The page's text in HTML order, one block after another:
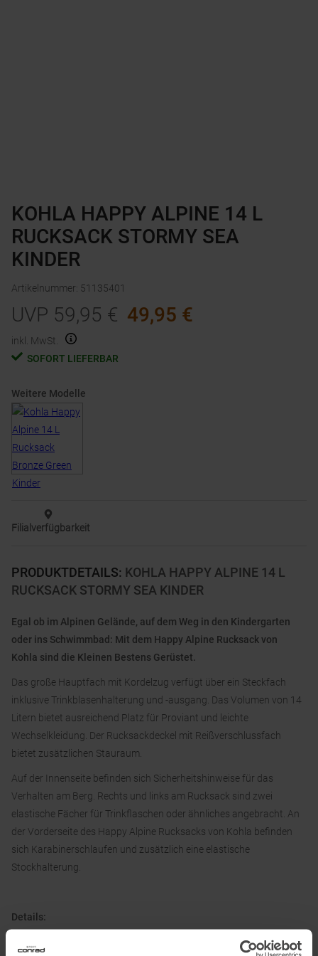
PRODUKTDETAILS: KOHLA HAPPY ALPINE 14 L
RUCKSACK STORMY SEA KINDER
Egal ob im Alpinen Gelände, auf dem Weg in den Kindergarten
oder ins Schwimmbad: Mit dem Happy Alpine Rucksack von
Kohla sind die Kleinen Bestens Gerüstet.
Das große Hauptfach mit Kordelzug verfügt über ein Steckfach
inklusive Trinkblasenhalterung und -ausgang. Das Volumen von 14
Litern bietet ausreichend Platz für Proviant und leichte
Wechselkleidung. Der Rucksackdeckel mit Reißverschlussfach
bietet zusätzlichen Stauraum.
Auf der Innenseite befinden sich Sicherheitshinweise für das
Verhalten am Berg. Rechts und links am Rucksack sind zwei
elastische Fächer für Trinkflaschen oder ähnliches angebracht. An
der Vorderseite des Happy Alpine Rucksacks von Kohla befinden
sich Karabinerschlaufen und zusätzlich eine elastische
Stockhalterung.
Details:
• Schultergurte und Rückensystem ergonomisch geformt
KOHLA HAPPY ALPINE 14 L
RUCKSACK STORMY SEA
KINDER
Artikelnummer: 51135401
UVP 59,95 € 49,95 €
inkl. MwSt.
SOFORT LIEFERBAR
Weitere Modelle
Filialverfügbarkeit